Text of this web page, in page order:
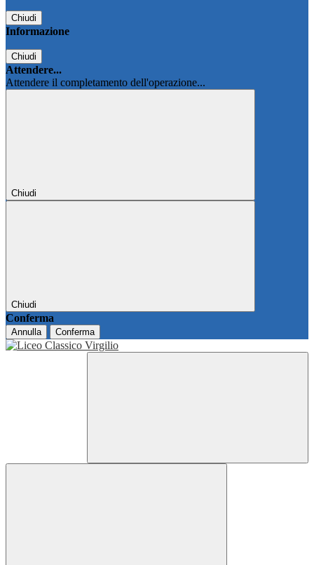
Chiudi
Informazione
Chiudi
Attendere...
Attendere il completamento dell'operazione...
Chiudi
Chiudi
Conferma
Annulla Conferma